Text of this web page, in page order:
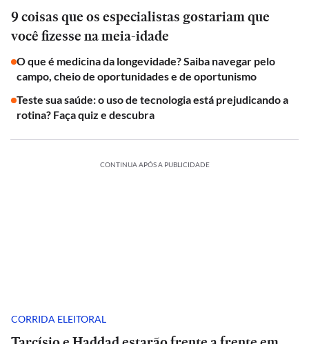
9 coisas que os especialistas gostariam que
você fizesse na meia-idade
O que é medicina da longevidade? Saiba navegar pelo
campo, cheio de oportunidades e de oportunismo
Teste sua saúde: o uso de tecnologia está prejudicando a
rotina? Faça quiz e descubra
CONTINUA APÓS A PUBLICIDADE
CORRIDA ELEITORAL